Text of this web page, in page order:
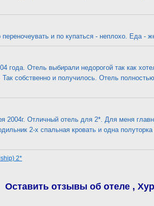
и по купаться - неплохо. Еда -
года. Отель выбирали недорогой так как
собственно и получилось. Отель
2004г. Отличный отель для 2*. Для меня
2-х спальная кровать и одна
2*
Оставить отзывы об отеле ,